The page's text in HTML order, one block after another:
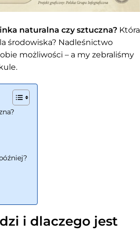
naturalna czy sztuczna? Która
środowiska? Nadleśnictwo
możliwości – a my zebraliśmy
i dlaczego jest